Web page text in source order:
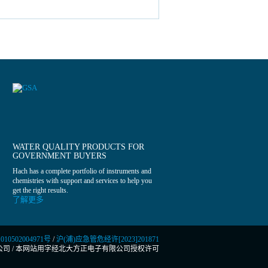
WATER QUALITY PRODUCTS FOR
GOVERNMENT BUYERS
Hach has a complete portfolio of instruments and
chemistries with support and services to help you
get the right results.
了解更多
号 /沪(浦)应急管危经许[2023]201871
司 /本网站用字经北大方正电子有限公司授权许可